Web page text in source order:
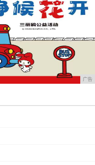
广告